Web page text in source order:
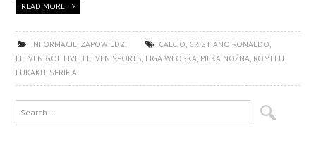
READ MORE
INFORMACJE, ZAPOWIEDZI CALCIO, CRISTIANO RONALDO,
ELEVEN GOL LIVE, ELEVEN SPORTS, LIGA WŁOSKA, PIŁKA NOŻNA, ROMELU
LUKAKU, SERIE A